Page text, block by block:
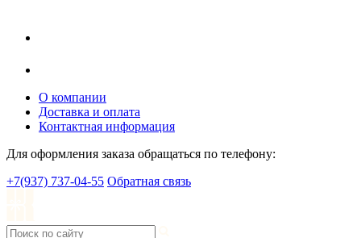
О компании
Доставка и оплата
Контактная информация
Для оформления заказа обращаться по телефону:
+7(937) 737-04-55 Обратная связь